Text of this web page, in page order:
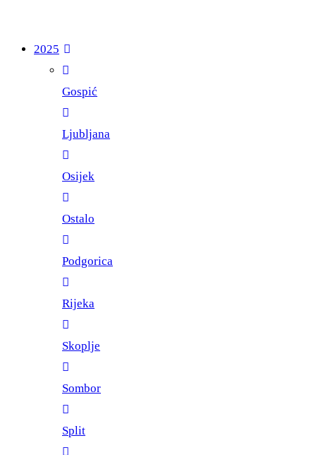
2025
Gospić
Ljubljana
Osijek
Ostalo
Podgorica
Rijeka
Skoplje
Sombor
Split